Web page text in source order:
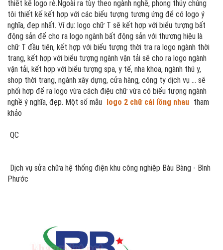
thiết kế logo rẻ.Ngoài ra tùy theo ngành nghề, phong thủy chúng
tôi thiết kế kết hợp với các biểu tượng tương ứng để có logo ý
nghĩa, đẹp nhất. Ví dụ: logo chữ T sẽ kết hợp với biểu tượng bất
động sản để cho ra logo ngành bất động sản với thương hiệu là
chữ T đầu tiên, kết hợp với biểu tượng thời tra ra logo ngành thời
trang, kết hợp với biểu tượng ngành vận tải sẽ cho ra logo ngành
vận tải, kết hợp với biểu tượng spa, y tế, nha khoa, ngành thú y,
shop thời trang, ngành xây dựng, cửa hàng, công ty dịch vụ ... sẽ
phối hơp để ra logo vừa cách điệu chữ vừa có biểu tượng ngành
nghề ý nghĩa, đẹp. Một số mẫu logo 2 chữ cái lồng nhau tham
khảo
QC
Dịch vụ sửa chữa hệ thống điện khu công nghiệp Bàu Bàng - Bình
Phước